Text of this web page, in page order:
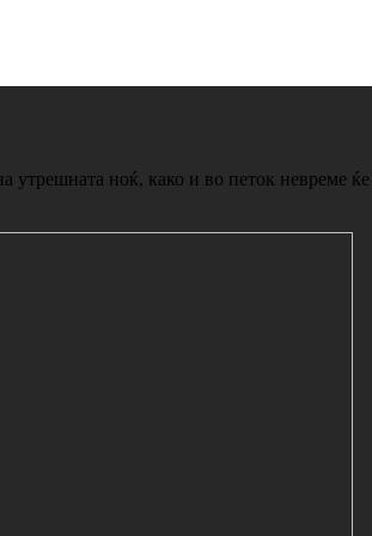
ноќ, како и во петок невреме ќе ја